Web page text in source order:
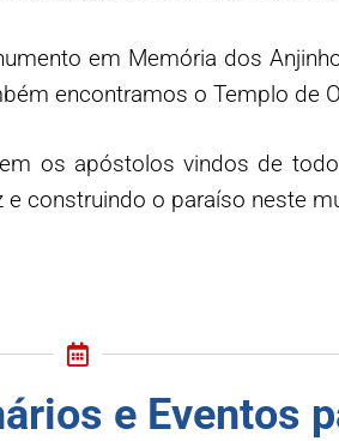
em Memória dos
encontramos o Templo de
os apóstolos vindos de
construindo o paraíso neste
e Eventos